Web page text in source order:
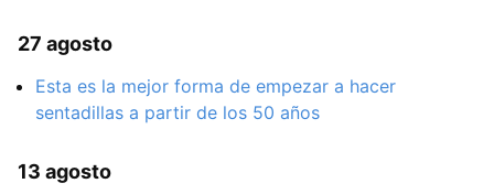
27 agosto
Esta es la mejor forma de empezar a hacer
sentadillas a partir de los 50 años
13 agosto